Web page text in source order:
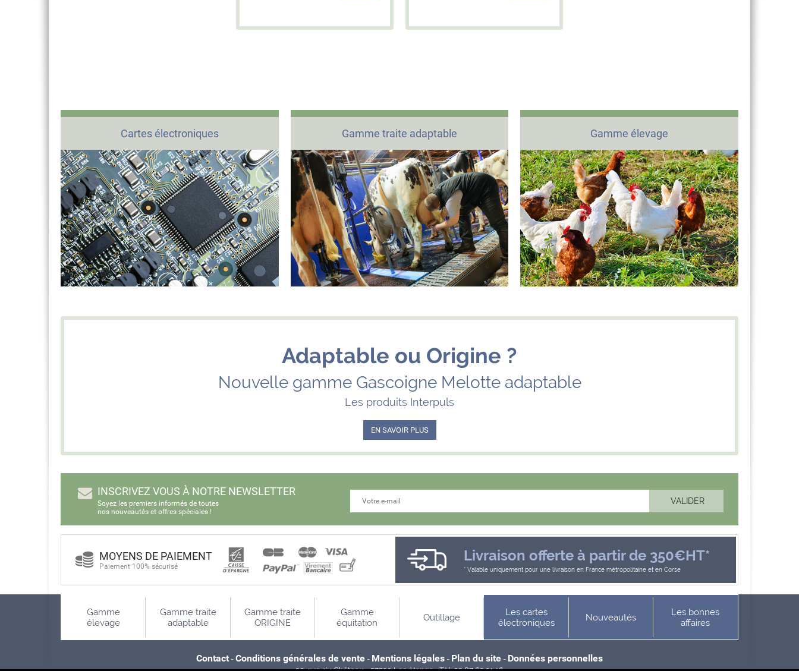
Cartes électroniques Gamme traite adaptable Gamme élevage
Adaptable ou Origine ?
Nouvelle gamme Gascoigne Melotte adaptable
Les produits Interpuls
EN SAVOIR PLUS
INSCRIVEZ VOUS À NOTRE NEWSLETTER
Soyez les premiers informés de toutes
nos nouveautés et offres spéciales !
MOYENS DE PAIEMENT
Paiement 100% sécurisé
Livraison offerte à partir de 350€HT*
Valable uniquement pour une livraison en France métropolitaine et en Corse
Gamme
élevage
Gamme traite
adaptable
Gamme traite
ORIGINE
Gamme
équitation
Outillage
Les cartes
électroniques
Nouveautés
Les bonnes
affaires
Contact - Conditions générales de vente - Mentions légales - Plan du site - Données personnelles